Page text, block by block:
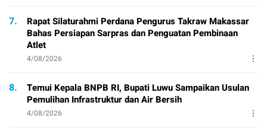
7.
Rapat Silaturahmi Perdana Pengurus Takraw Makassar
Bahas Persiapan Sarpras dan Penguatan Pembinaan
Atlet
4/08/2026
8.
Temui Kepala BNPB RI, Bupati Luwu Sampaikan Usulan
Pemulihan Infrastruktur dan Air Bersih
4/08/2026